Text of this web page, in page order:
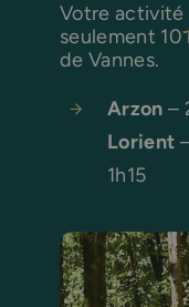
Votre activité
seulement 10
de Vannes.
Arzon –
Lorient
1h15